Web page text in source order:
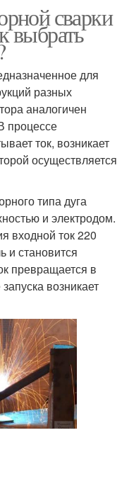
сварки
выбрать
для
разных
аналогичен
процессе
ток, возникает
осуществляется
типа дуга
и электродом.
входной ток 220
и становится
превращается в
возникает